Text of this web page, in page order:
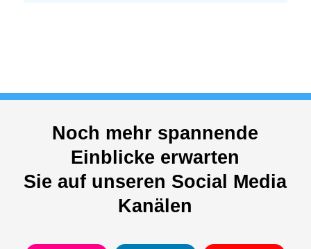
Noch mehr spannende
Einblicke erwarten
Sie auf unseren Social Media
Kanälen